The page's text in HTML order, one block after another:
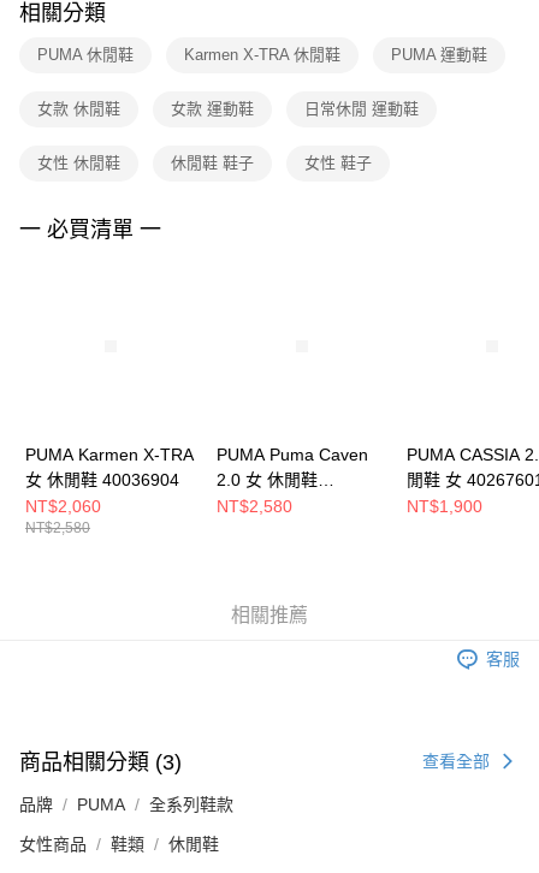
※ 交易是否成功請以「AFTEE先享後付 」之結帳頁面顯示為準，若有關於
是否繳費成功／繳費後需取消欲退款等相關疑問，請聯繫「AFTEE先享後付
客戶支援中心」https://netprotections.freshdesk.com/support/home
１．透過由恩沛科技股份有限公司提供之「AFTEE先享後付」服務完成之交
權轉讓予恩沛科技股份有限公司。
３．未成年的使用者請事先徵得法定代理人或監護人之同意方可使用
「AFTEE先享後付」，若未經同意申辦者引起之損失，本公司不負相關責
相關分類
PUMA 休閒鞋 Karmen X-TRA 休閒鞋 PUMA 運動鞋
女款 休閒鞋 女款 運動鞋 日常休閒 運動鞋
女性 休閒鞋 休閒鞋 鞋子 女性 鞋子
一 必買清單 一
PUMA Karmen X-TRA
女 休閒鞋 40036904
NT$2,060
NT$2,580
PUMA Puma Caven
2.0 女 休閒鞋
39229026
NT$2,580
PUMA CASSIA
閒鞋 女
NT$1,900
相關推薦
客服
商品相關分類 (3) 查看全部
品牌 PUMA 全系列鞋款
女性商品 鞋類 休閒鞋